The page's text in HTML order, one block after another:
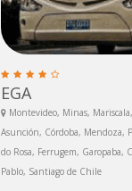
EGA
Montevideo, Minas,
Asunción, Córdoba, Mendoza,
do Rosa, Ferrugem,
Pablo, Santiago de Chile